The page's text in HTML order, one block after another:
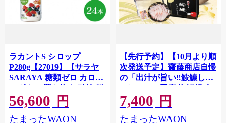
ラカントS シロップ
P280g【27019】【サラヤ
SARAYA 糖類ゼロ カロリ
ーダウン 置き換え 砂糖 料
理 糖質制限 糖質コントロ
ール ロカボ エリスリトー
ル saraya 茨城県 北茨城
56,600 円
たまったWAON
【先行予約】【10月より順
次発送予定】齋藤商店自慢
の「出汁が旨い‼鮟鱇しゃ
ぶしゃぶ」国産 海鮮鍋 名
物 お取り寄せ 北茨城 冬の
味覚 あんこう専門店
(AY005)
7,400 円
たまったWAON